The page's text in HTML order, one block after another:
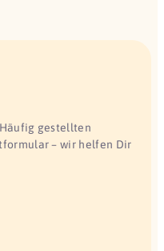
gestellten
– wir helfen Dir